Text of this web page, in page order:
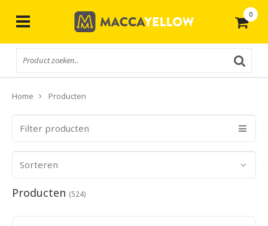
0
Home Producten
Filter producten
Sorteren
Producten (524)